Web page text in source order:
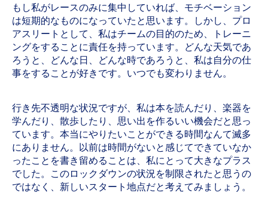
もし私がレースのみに集中していれば、モチベーション
は短期的なものになっていたと思います。しかし、プロ
アスリートとして、私はチームの目的のため、トレーニ
ングをすることに責任を持っています。どんな天気であ
ろうと、どんな日、どんな時であろうと、私は自分の仕
事をすることが好きです。いつでも変わりません。
行き先不透明な状況ですが、私は本を読んだり、楽器を
学んだり、散歩したり、思い出を作るいい機会だと思っ
ています。本当にやりたいことができる時間なんて滅多
にありません。以前は時間がないと感じてできていなか
ったことを書き留めることは、私にとって大きなプラス
でした。このロックダウンの状況を制限されたと思うの
ではなく、新しいスタート地点だと考えてみましょう。